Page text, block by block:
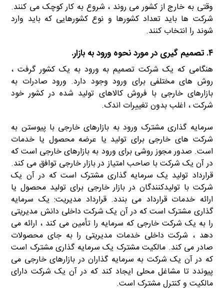
وقتی به خارج از کشور می روند ، شروع به کار کوچک می کنند.
شرکت ها باید تعداد کشورها و نوع کشورهایی که باید وارد
شوند را انتخاب کنند.
۴. تصمیم گیری در مورد نحوه ورود به بازار.
هنگامی که یک شرکت تصمیم به ورود به یک کشور گرفت ،
روش های مختلفی برای ورود وجود دارد. ورود صادرات به
بازارهای خارجی با فروش کالاهای تولید شده در کشور خود
شرکت ، اغلب بدون تغییرات اندک.
سرمایه گذاری مشترک ورود به بازارهای خارجی با پیوستن به
شرکت های خارجی برای تولید یا عرضه محصول یا خدمات
است. صدور مجوز روشی برای ورود به بازارهای خارجی است که
در آن یک شرکت با صاحب امتیاز در بازار خارجی توافق می کند.
قرارداد تولید یک سرمایه گذاری مشترک است که در آن یک
شرکت با تولیدکنندگان در بازار خارجی برای تولید محصول یا
ارائه خدمات قرارداد می بندد. قرارداد مدیریت: یک سرمایه
گذاری مشترک است که در آن یک شرکت داخلی دانش مدیریتی
را به یک شرکت خارجی که سرمایه را تأمین می کند ، ارائه می
دهد ، شرکت داخلی خدمات مدیریتی را به جای محصولات
صادر می کند. مالکیت مشترک یک سرمایه گذاری مشترک است
که در آن یک شرکت به سرمایه گذاران در بازارهای خارجی می
پیوندد تا مشاغل محلی ایجاد کند که در آن یک شرکت دارای
مالکیت و کنترل مشترک است.